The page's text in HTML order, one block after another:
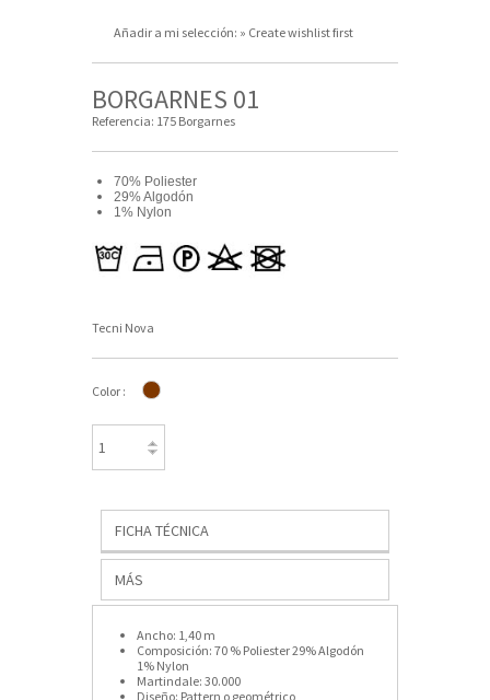
Añadir a mi selección: » Create wishlist first
BORGARNES 01
Referencia: 175 Borgarnes
70% Poliester
29% Algodón
1% Nylon
Tecni Nova
Color :
FICHA TÉCNICA
MÁS
Ancho: 1,40 m
Composición: 70 % Poliester 29% Algodón
1% Nylon
Martindale: 30.000
Diseño: Pattern o geométrico